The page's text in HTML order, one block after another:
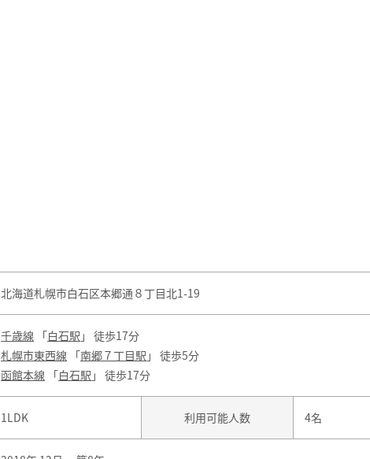
北海道札幌市白石区本郷通８丁目北1-19
千歳線 「白石駅 」 徒歩17分
札幌市東西線 「南郷７丁目駅 」 徒歩5分
函館本線 「白石駅 」 徒歩17分
1LDK 利用可能人数 4名